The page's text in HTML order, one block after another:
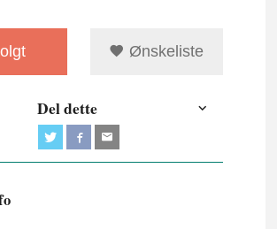
Ønskeliste
Del dette